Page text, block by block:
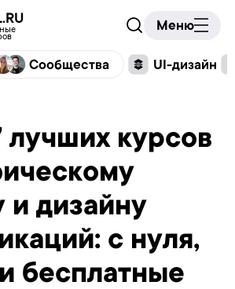
Меню
Сообщества UI-дизайн
лучших курсов
и дизайну
с нуля,
бесплатные